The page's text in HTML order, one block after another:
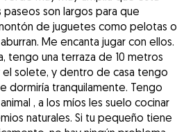
paseos son largos para que
de juguetes como pelotas o
Me encanta jugar con ellos.
tengo una terraza de 10 metros
solete, y dentro de casa tengo
dormiría tranquilamente. Tengo
, a los míos les suelo cocinar
naturales. Si tu pequeño tiene